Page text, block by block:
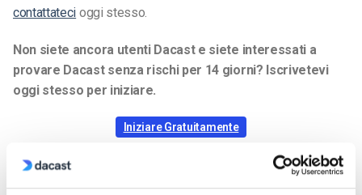
contattateci oggi stesso.
Non siete ancora utenti Dacast e siete interessati a
provare Dacast senza rischi per 14 giorni? Iscrivetevi
oggi stesso per iniziare.
Iniziare Gratuitamente
_______